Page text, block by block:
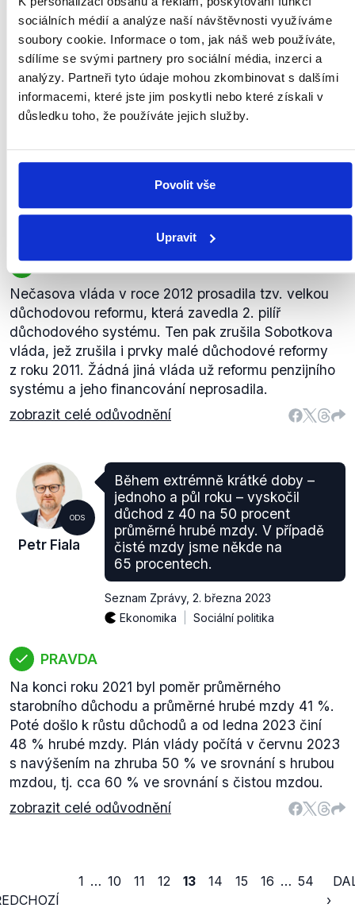
sociálních médií a analýze naší návštěvnosti využíváme
soubory cookie. Informace o tom, jak náš web používáte,
sdílíme se svými partnery pro sociální média, inzerci a
analýzy. Partneři tyto údaje mohou zkombinovat s dalšími
informacemi, které jste jim poskytli nebo které získali v
důsledku toho, že používáte jejich služby.
Povolit vše
Upravit
tento deficit kontinuálně nerostl.
zobrazit celé odůvodnění
Petr Fiala
(...) druhému pilíři, který byl za
Nečasovy vlády před deseti lety
o důchodovou reformu a který byl
PRAVDA
Nečasova vláda v roce 2012 prosadila tzv. velkou
důchodovou reformu, která zavedla 2. pilíř
důchodového systému. Ten pak zrušila Sobotkova
vláda, jež zrušila i prvky malé důchodové reformy
z roku 2011. Žádná jiná vláda už reformu penzijního
systému a jeho financování neprosadila.
zobrazit celé odůvodnění
ODS
Petr Fiala
Během extrémně krátké doby –
jednoho a půl roku – vyskočil
důchod z 40 na 50 procent
průměrné hrubé mzdy. V případě
čisté mzdy jsme někde na
65 procentech.
Seznam Zprávy, 2. března 2023
Ekonomika
Sociální politika
PRAVDA
Na konci roku 2021 byl poměr průměrného
starobního důchodu a průměrné hrubé mzdy 41 %.
Poté došlo k růstu důchodů a od ledna 2023 činí
48 % hrubé mzdy. Plán vlády počítá v červnu 2023
s navýšením na zhruba 50 % ve srovnání s hrubou
mzdou, tj. cca 60 % ve srovnání s čistou mzdou.
zobrazit celé odůvodnění
1 … 10 11 12 13 14 15 16 … 54
›